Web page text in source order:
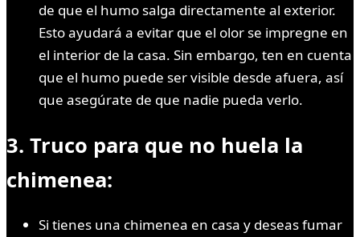
de que el humo salga directamente al exterior.
Esto ayudará a evitar que el olor se impregne en
el interior de la casa. Sin embargo, ten en cuenta
que el humo puede ser visible desde afuera, así
que asegúrate de que nadie pueda verlo.
3. Truco para que no huela la
chimenea:
Si tienes una chimenea en casa y deseas fumar